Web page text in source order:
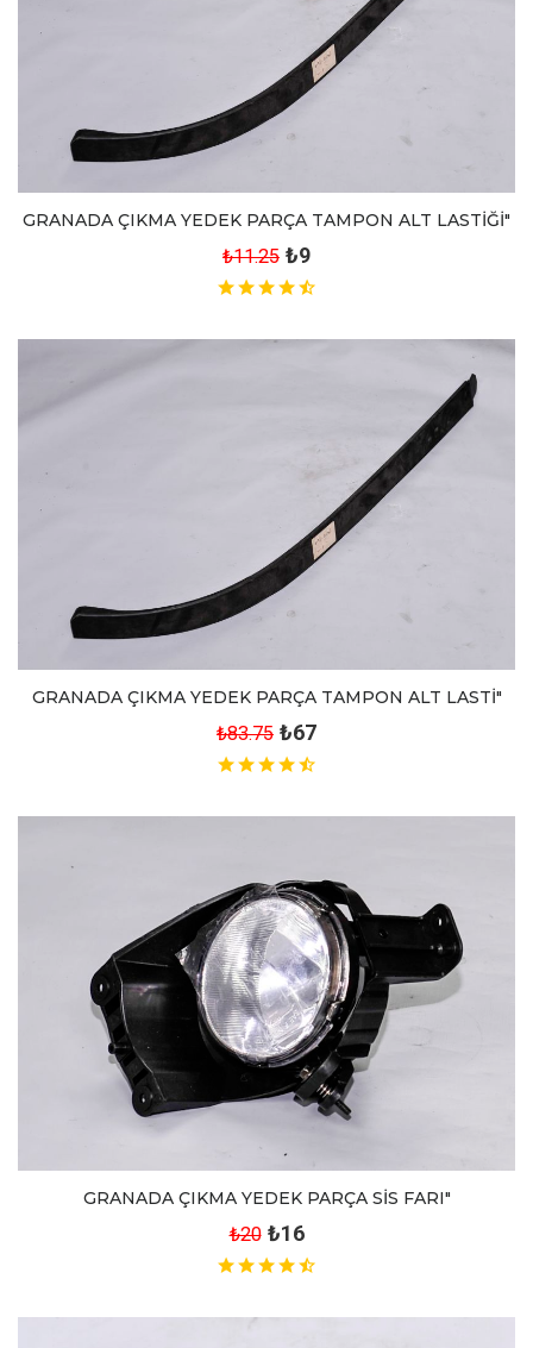
GRANADA ÇIKMA YEDEK PARÇA TAMPON ALT LASTİĞİ"
₺11.25 ₺9
GRANADA ÇIKMA YEDEK PARÇA TAMPON ALT LASTİ"
₺83.75 ₺67
GRANADA ÇIKMA YEDEK PARÇA SİS FARI"
₺20 ₺16